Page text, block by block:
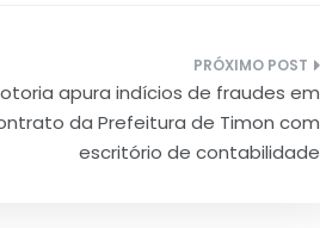
apura indícios de fraudes em
da Prefeitura de Timon com
escritório de contabilidade